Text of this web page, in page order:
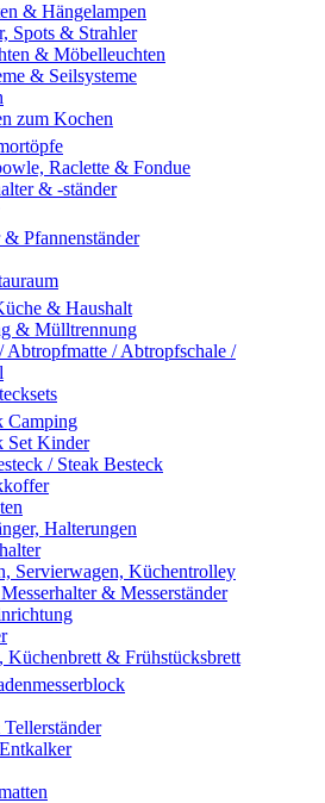
& Hängelampen
Spots & Strahler
& Möbelleuchten
& Seilsysteme
zum Kochen
Raclette & Fondue
& -ständer
Pfannenständer
& Haushalt
& Mülltrennung
Abtropfmatte / Abtropfschale /
Camping
Set Kinder
/ Steak Besteck
Halterungen
Servierwagen, Küchentrolley
& Messerständer
Küchenbrett & Frühstücksbrett